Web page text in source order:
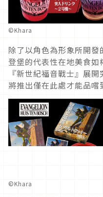
©Khara
除了以角色為形象所開
登堡的代表性在地美食
『新世紀福音戰士』展
將推出僅在此處才能品嚐
©Khara